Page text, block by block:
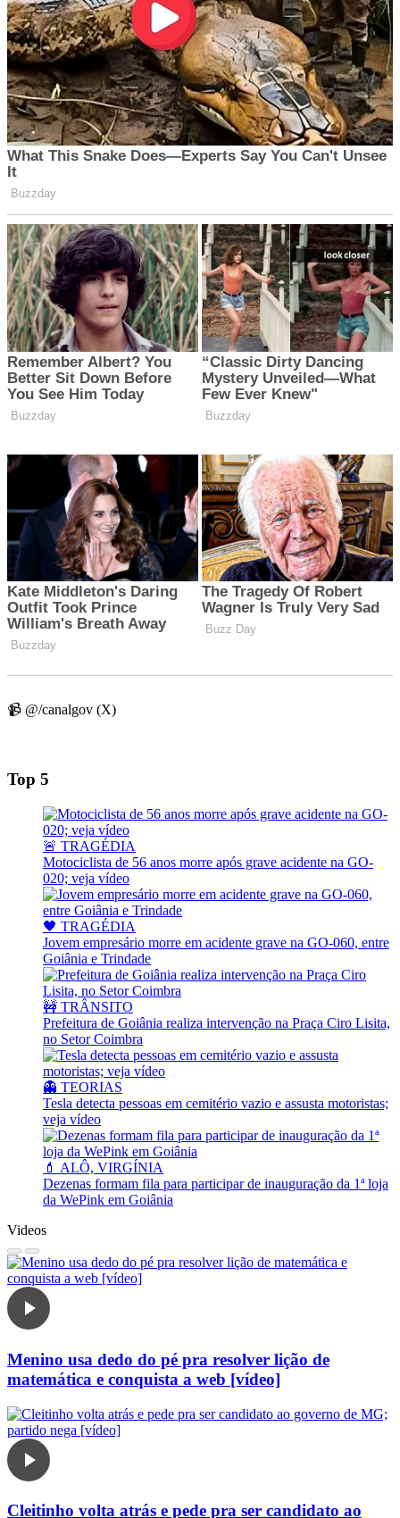
📹 @/canalgov (X)
Top 5
🚨 TRAGÉDIA
Motociclista de 56 anos morre após grave acidente na GO-
020; veja vídeo
🖤 TRAGÉDIA
Jovem empresário morre em acidente grave na GO-060, entre
Goiânia e Trindade
🚧 TRÂNSITO
Prefeitura de Goiânia realiza intervenção na Praça Ciro Lisita,
no Setor Coimbra
👻 TEORIAS
Tesla detecta pessoas em cemitério vazio e assusta motoristas;
veja vídeo
💄 ALÔ, VIRGÍNIA
Dezenas formam fila para participar de inauguração da 1ª loja
da WePink em Goiânia
Videos
Menino usa dedo do pé pra resolver lição de
matemática e conquista a web [vídeo]
Cleitinho volta atrás e pede pra ser candidato ao